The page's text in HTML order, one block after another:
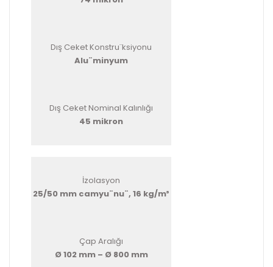
Dış Ceket Konstru¨ksiyonu
Alu¨minyum
Dış Ceket Nominal Kalınlığı
45 mikron
İzolasyon
25/50 mm camyu¨nu¨, 16 kg/m³
Çap Aralığı
Ø 102 mm – Ø 800 mm